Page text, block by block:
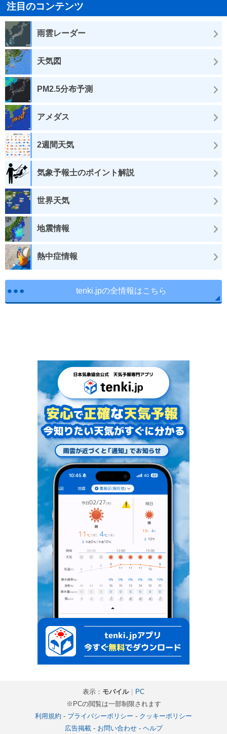
注目のコンテンツ
雨雲レーダー
天気図
PM2.5分布予測
アメダス
2週間天気
気象予報士のポイント解説
世界天気
地震情報
熱中症情報
tenki.jpの全情報はこちら
表示： モバイル｜ PC
※PCの閲覧は一部制限されます
利用規約 - プライバシーポリシー - クッキーポリシー
広告掲載- お問い合わせ- ヘルプ